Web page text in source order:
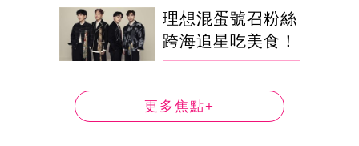
理想混蛋號召粉絲
跨海追星吃美食！
更多焦點+